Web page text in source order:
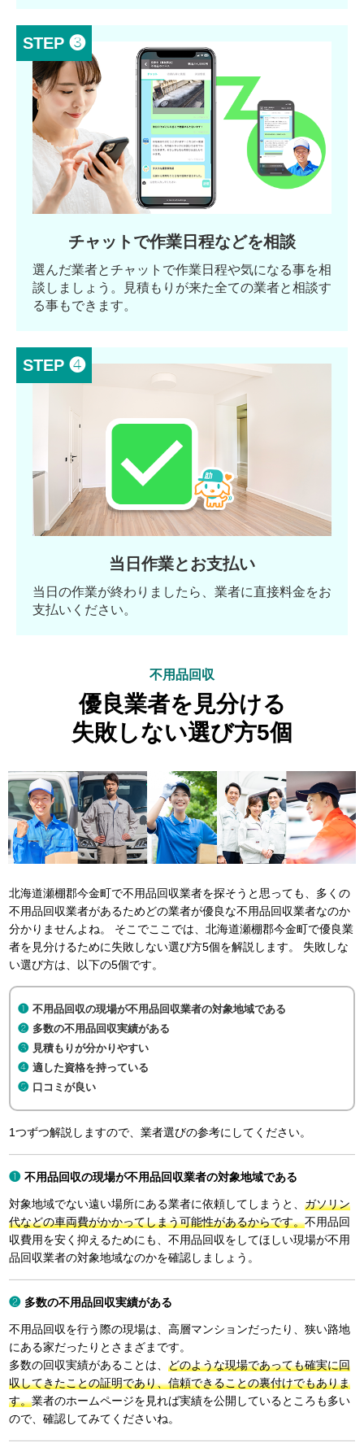
STEP ❸
チャットで作業日程などを相談
選んだ業者とチャットで作業日程や気になる事を相
談しましょう。見積もりが来た全ての業者と相談す
る事もできます。
STEP ❹
当日作業とお支払い
当日の作業が終わりましたら、業者に直接料金をお
支払いください。
不用品回収
優良業者を見分ける
失敗しない選び方5個
北海道瀬棚郡今金町で不用品回収業者を探そうと思っても、多くの
不用品回収業者があるためどの業者が優良な不用品回収業者なのか
分かりませんよね。 そこでここでは、北海道瀬棚郡今金町で優良業
者を見分けるために失敗しない選び方5個を解説します。 失敗しな
い選び方は、以下の5個です。
不用品回収の現場が不用品回収業者の対象地域である
多数の不用品回収実績がある
見積もりが分かりやすい
適した資格を持っている
口コミが良い
1つずつ解説しますので、業者選びの参考にしてください。
不用品回収の現場が不用品回収業者の対象地域である
対象地域でない遠い場所にある業者に依頼してしまうと、ガソリン
代などの車両費がかかってしまう可能性があるからです。不用品回
収費用を安く抑えるためにも、不用品回収をしてほしい現場が不用
品回収業者の対象地域なのかを確認しましょう。
多数の不用品回収実績がある
不用品回収を行う際の現場は、高層マンションだったり、狭い路地
にある家だったりとさまざまです。
多数の回収実績があることは、どのような現場であっても確実に回
収してきたことの証明であり、信頼できることの裏付けでもありま
す。業者のホームページを見れば実績を公開しているところも多い
ので、確認してみてくださいね。